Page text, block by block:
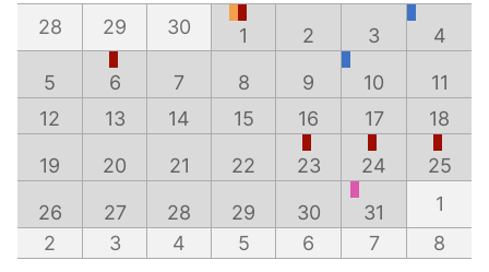
28
29 30 1 2 3 4
5 6 7 8 9 10
11
12
13 14 15 16 17 18
19 20 21 22 23 24 25
26 27 28 29 30 31
1
2
3 4 5 6 7 8